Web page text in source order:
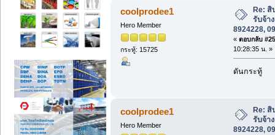
coolprodee1
Hero Member
กระทู้: 15725
Re: สิ
รับจ้า
8924228,
« ตอบกลับ
10:28:35 น. »
ดันกระทู้
coolprodee1
Hero Member
Re: สิ
รับจ้า
8924228,